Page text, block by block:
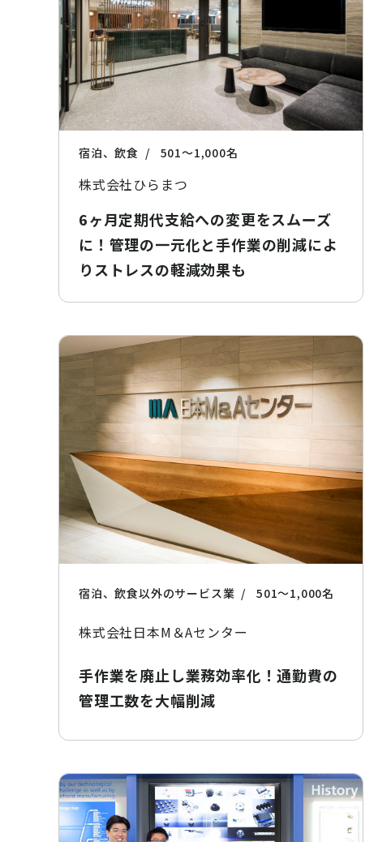
宿泊、飲食 501〜1,000名
株式会社ひらまつ
6ヶ月定期代支給への変更をスムーズ
に！管理の一元化と手作業の削減によ
りストレスの軽減効果も
宿泊、飲食以外のサービス業 501〜1,000名
株式会社日本M＆Aセンター
手作業を廃止し業務効率化！通勤費の
管理工数を大幅削減